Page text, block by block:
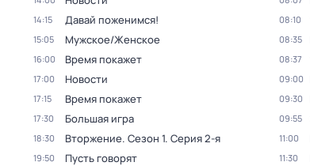
14:15 Давай поженимся!
15:05 Мужское/Женское
16:00 Время покажет
17:00 Новости
17:15 Время покажет
17:30 Большая игра
18:30 Вторжение. Сезон 1. Серия 2-я
19:50 Пусть говорят
08:10
08:35
08:37
09:00
09:30
09:55
11:00
11:30